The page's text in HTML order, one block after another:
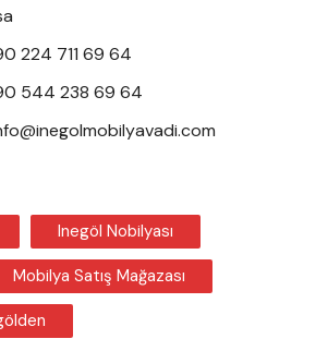
224 711 69 64
544 238 69 64
Inegöl Nobilyası
Mobilya Satış Mağazası